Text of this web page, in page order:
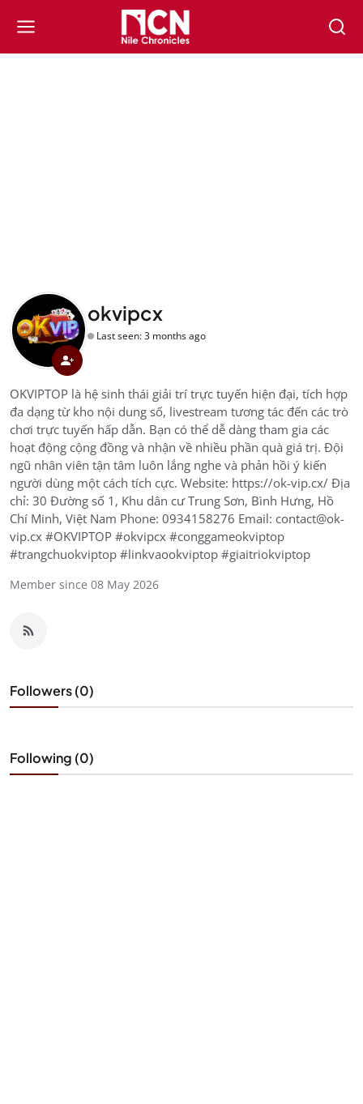
okvipcx
Last seen: 3 months ago
OKVIPTOP là hệ sinh thái giải trí trực tuyến hiện đại, tích hợp
đa dạng từ kho nội dung số, livestream tương tác đến các trò
chơi trực tuyến hấp dẫn. Bạn có thể dễ dàng tham gia các
hoạt động cộng đồng và nhận về nhiều phần quà giá trị. Đội
ngũ nhân viên tận tâm luôn lắng nghe và phản hồi ý kiến
người dùng một cách tích cực. Website: https://ok-vip.cx/ Địa
chỉ: 30 Đường số 1, Khu dân cư Trung Sơn, Bình Hưng, Hồ
Chí Minh, Việt Nam Phone: 0934158276 Email: contact@ok-
vip.cx #OKVIPTOP #okvipcx #conggameokviptop
#trangchuokviptop #linkvaookviptop #giaitriokviptop
Member since 08 May 2026
Followers (0)
Following (0)